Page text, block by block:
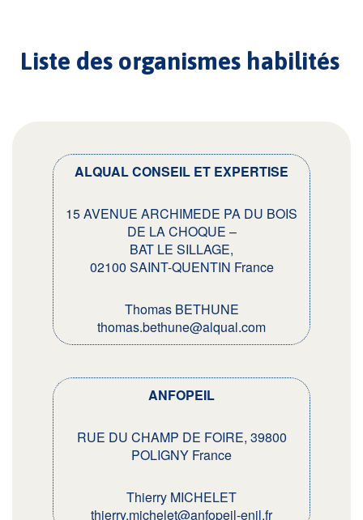
Liste des organismes habilités
ALQUAL CONSEIL ET EXPERTISE
15 AVENUE ARCHIMEDE PA DU BOIS
DE LA CHOQUE –
BAT LE SILLAGE,
02100 SAINT-QUENTIN France
Thomas BETHUNE
thomas.bethune@alqual.com
ANFOPEIL
RUE DU CHAMP DE FOIRE, 39800
POLIGNY France
Thierry MICHELET
thierry.michelet@anfopeil-enil.fr